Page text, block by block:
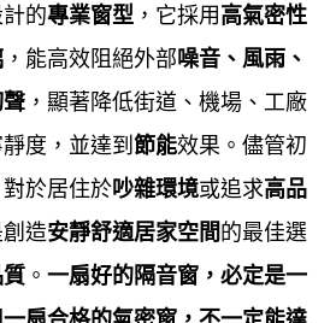
計到施工及維護全程服務，價
戶好評，有口皆碑。鋁門窗擁
安全、功能與美觀，致力實現
的專業窗型 ，它採用 高氣密性
，能高效阻絕外部噪音、風雨、
，顯著降低街道、機場、工廠
度，並達到 節能效果。儘管初
於居住於吵雜環境或追求高品
造安靜舒適居家空間 的最佳選
。 一扇好的隔音窗，必定是一